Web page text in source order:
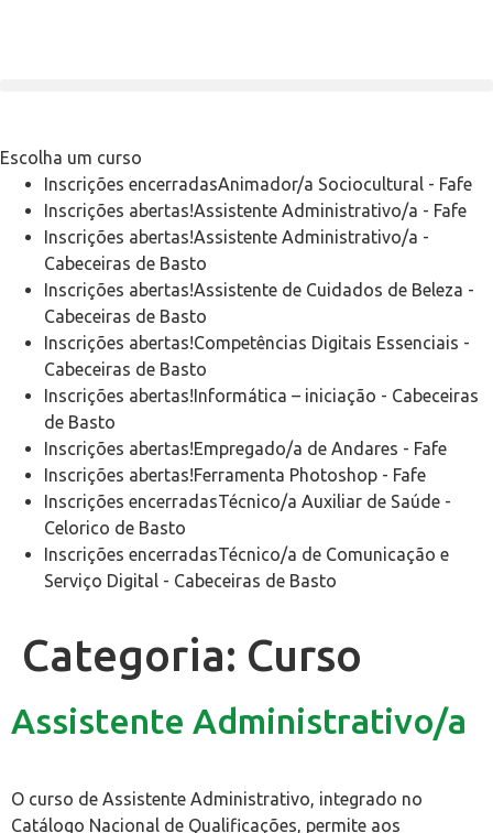
Escolha um curso
Inscrições encerradasAnimador/a Sociocultural - Fafe
Inscrições abertas!Assistente Administrativo/a - Fafe
Inscrições abertas!Assistente Administrativo/a -
Cabeceiras de Basto
Inscrições abertas!Assistente de Cuidados de Beleza -
Cabeceiras de Basto
Inscrições abertas!Competências Digitais Essenciais -
Cabeceiras de Basto
Inscrições abertas!Informática – iniciação - Cabeceiras
de Basto
Inscrições abertas!Empregado/a de Andares - Fafe
Inscrições abertas!Ferramenta Photoshop - Fafe
Inscrições encerradasTécnico/a Auxiliar de Saúde -
Celorico de Basto
Inscrições encerradasTécnico/a de Comunicação e
Serviço Digital - Cabeceiras de Basto
Categoria: Curso
Assistente Administrativo/a
O curso de Assistente Administrativo, integrado no
Catálogo Nacional de Qualificações, permite aos